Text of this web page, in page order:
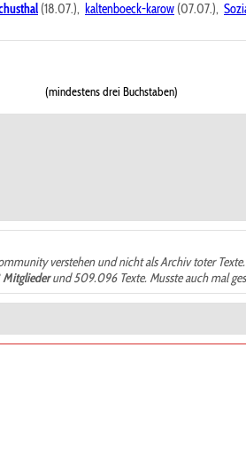
(18.07.), kaltenboeck-karow (07.07.),
(mindestens drei Buchstaben)
verstehen und nicht als Archiv toter
Mitgliederund 509.096 Texte. Musste auch mal